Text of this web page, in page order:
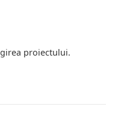
proiectului.